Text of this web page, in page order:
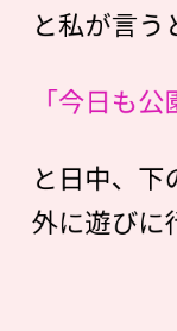
と私が言う
「今日も
と日中、下
外に遊びに